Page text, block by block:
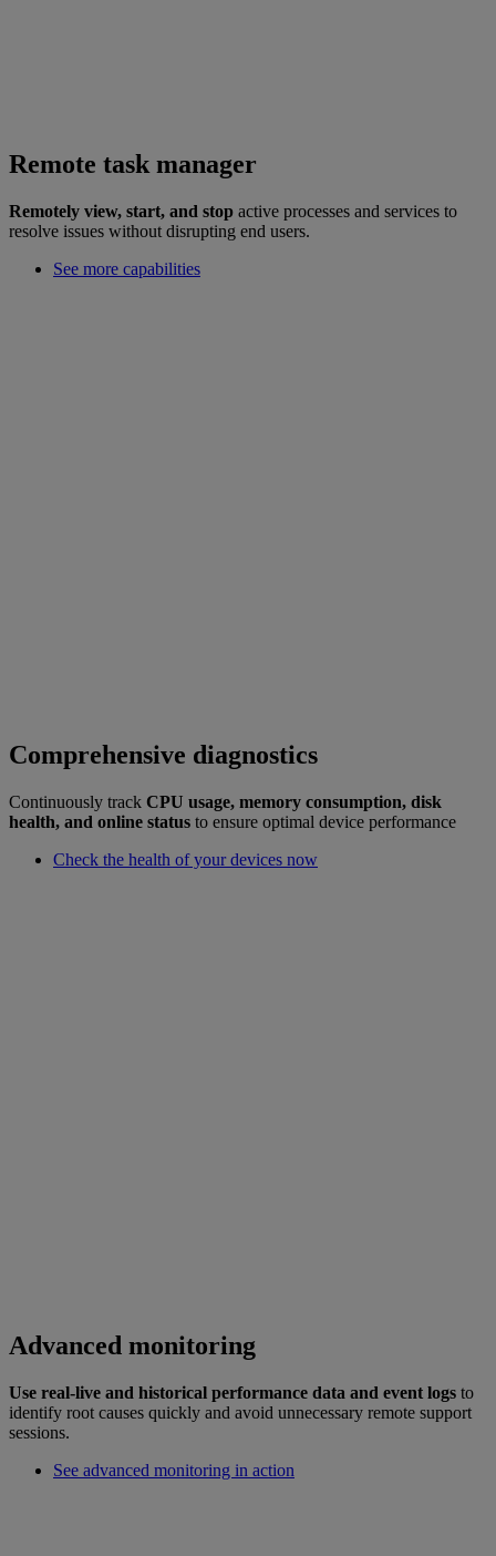
Remote task manager
Remotely view, start, and stop active processes and services to
resolve issues without disrupting end users.
See more capabilities
Comprehensive diagnostics
Continuously track CPU usage, memory consumption, disk
health, and online status to ensure optimal device performance
Check the health of your devices now
Advanced monitoring
Use real-live and historical performance data and event logs to
identify root causes quickly and avoid unnecessary remote support
sessions.
See advanced monitoring in action